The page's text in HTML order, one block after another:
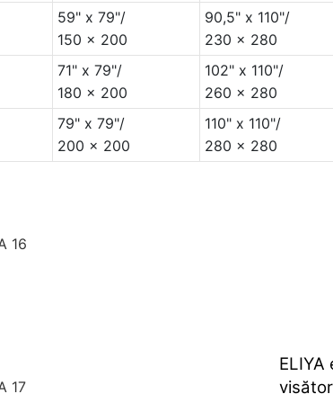
59" x 79"/
150 x 200
90,5" x 110"/
230 x 280
71" x 79"/
180 x 200
102" x 110"/
260 x 280
79" x 79"/
200 x 200
110" x 110"/
280 x 280